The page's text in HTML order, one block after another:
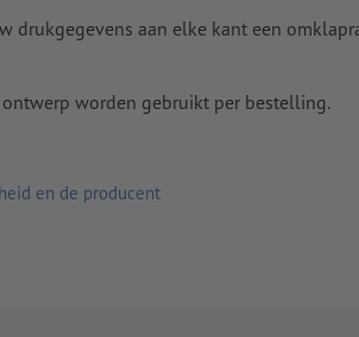
drukgegevens aan elke kant een
ontwerp worden gebruikt per bestelling.
en de producent